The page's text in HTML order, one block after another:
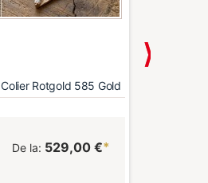
Colier Rotgold 585 Gold
De la: 529,00 €*